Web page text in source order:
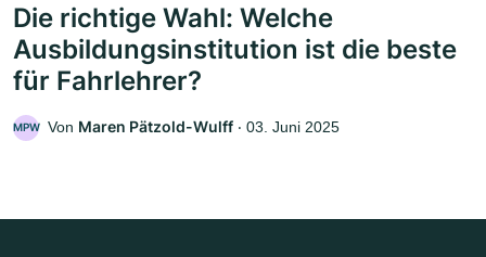
Die richtige Wahl: Welche
Ausbildungsinstitution ist die beste
für Fahrlehrer?
MPW Von Maren Pätzold-Wulff ‧ 03. Juni 2025